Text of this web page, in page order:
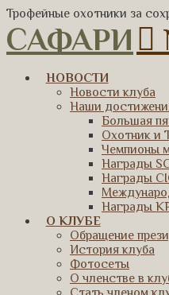
Трофейные охотники за
САФАРИ
НОВОСТИ
Новости клуба
Наши
Большая
Охотник и
Чемпионы
Награды
Награды
Награды
О КЛУБЕ
Обращение
История клуба
Фотосеты
О членстве в